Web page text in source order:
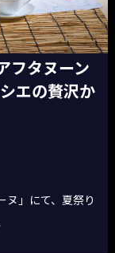
フタヌーン
エの贅沢か
ヌ」にて、夏祭り